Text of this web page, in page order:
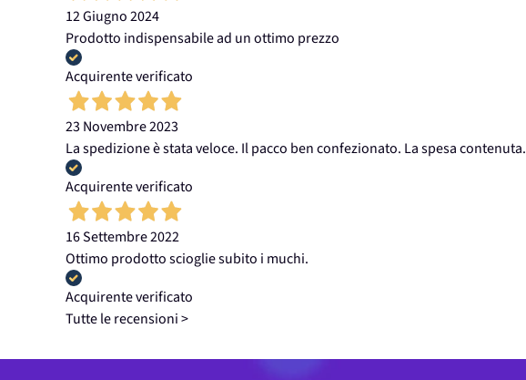
12 Giugno 2024
Prodotto indispensabile ad un ottimo prezzo
Acquirente verificato
23 Novembre 2023
La spedizione è stata veloce. Il pacco ben confezionato. La spesa contenuta.
Acquirente verificato
16 Settembre 2022
Ottimo prodotto scioglie subito i muchi.
Acquirente verificato
Tutte le recensioni >